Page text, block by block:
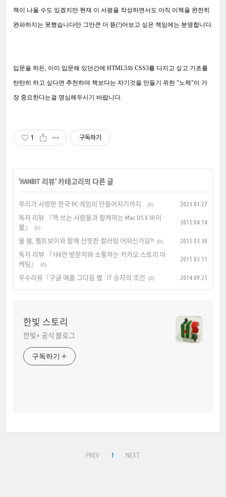
책이 나올 수도 있겠지만 현재 이 서평을 작성하면서도 아직 이책을 완전히
완파하지는 못했습니다만 그만큰 더 뜯(!)어보고 싶은 책임에는 분명합니다.
입문을 하든, 이미 입문해 있던간에 HTML5와 CSS3를 다지고 싶고 기초를
탄탄히 하고 싶다면 추천하며 책보다는 자기것을 만들기 위한 "노력"이 가
장 중요한다는걸 명심해두시기 바랍니다.
1 구독하기
'HANBIT 리뷰' 카테고리의 다른 글
우리가 사랑한 한국 PC 게임이 만들어지기까지.. (0)
2023.01.27
독자 리뷰 『맥 쓰는 사람들과 함께하는 Mac OS X 바이
블』
(0)
2015.04.14
올 봄, 펠트보이와 함께 산뜻한 컬러링 어떠신가요?! (0)
2015.03.30
독자 리뷰 『100만 방문자와 소통하는 카카오 스토리 마
케팅』
(0)
2015.03.11
우수리뷰『구글 애플 그다음 별 : IT 승자의 조건 (0) 2014.09.25
한빛 스토리
한빛+ 공식 블로그
구독하기
PREV 1 NEXT